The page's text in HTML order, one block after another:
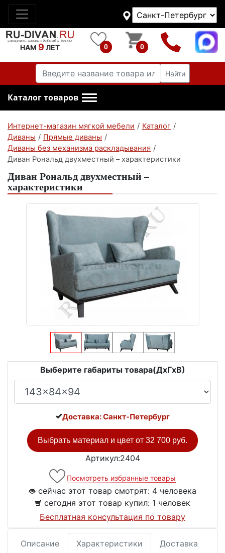
НАМ 9 ЛЕТ 0 0
Найти
Каталог товаров
Интернет-магазин мягкой мебели / Каталог /
Диваны / Прямые диваны /
Диваны без механизма раскладывания /
Диван Рональд двухместный – характеристики
Диван Рональд двухместный –
характеристики
Выберите габариты товара(ДxГxВ)
Доставка: Санкт-Петербург
Выбрать материал и цвет от 32 700 руб.
Артикул:2404
Посмотреть избранные товары
сейчас этот товар смотрят: 4 человека
сегодня этот товар купил: 1 человек
Бесплатная консультация по товару
Описание Характеристики Доставка